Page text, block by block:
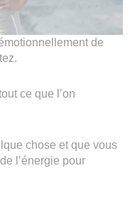
de
ce que l’on
chose et que vous
l’énergie pour